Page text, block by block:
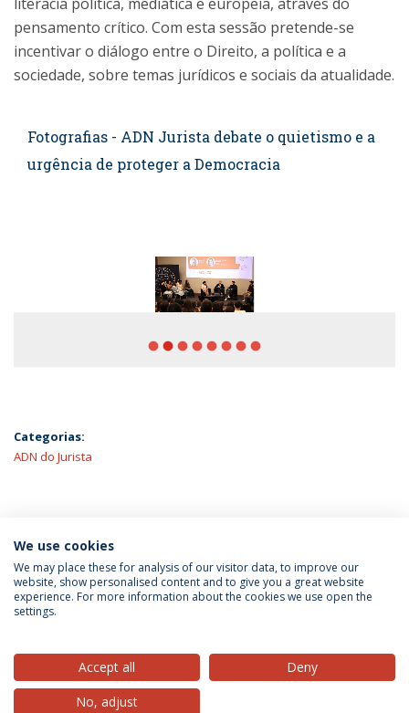
pensamento crítico. Com esta sessão pretende-se
incentivar o diálogo entre o Direito, a política e a
sociedade, sobre temas jurídicos e sociais da atualidade.
Fotografias - ADN Jurista debate o quietismo e a
urgência de proteger a Democracia
fiber_manual_record fiber_manual_record fiber_manual_record fiber_manual_record fiber_manual_record fiber_manual_record fiber_manual_record fiber_manual_record
Categorias:
ADN do Jurista
ÚLTIMAS NOTÍCIAS
Política de Privacidade
Termos & Condições
We use cookies
We may place these for analysis of our visitor data, to improve our
website, show personalised content and to give you a great website
experience. For more information about the cookies we use open the
settings.
Accept all
Deny
No, adjust